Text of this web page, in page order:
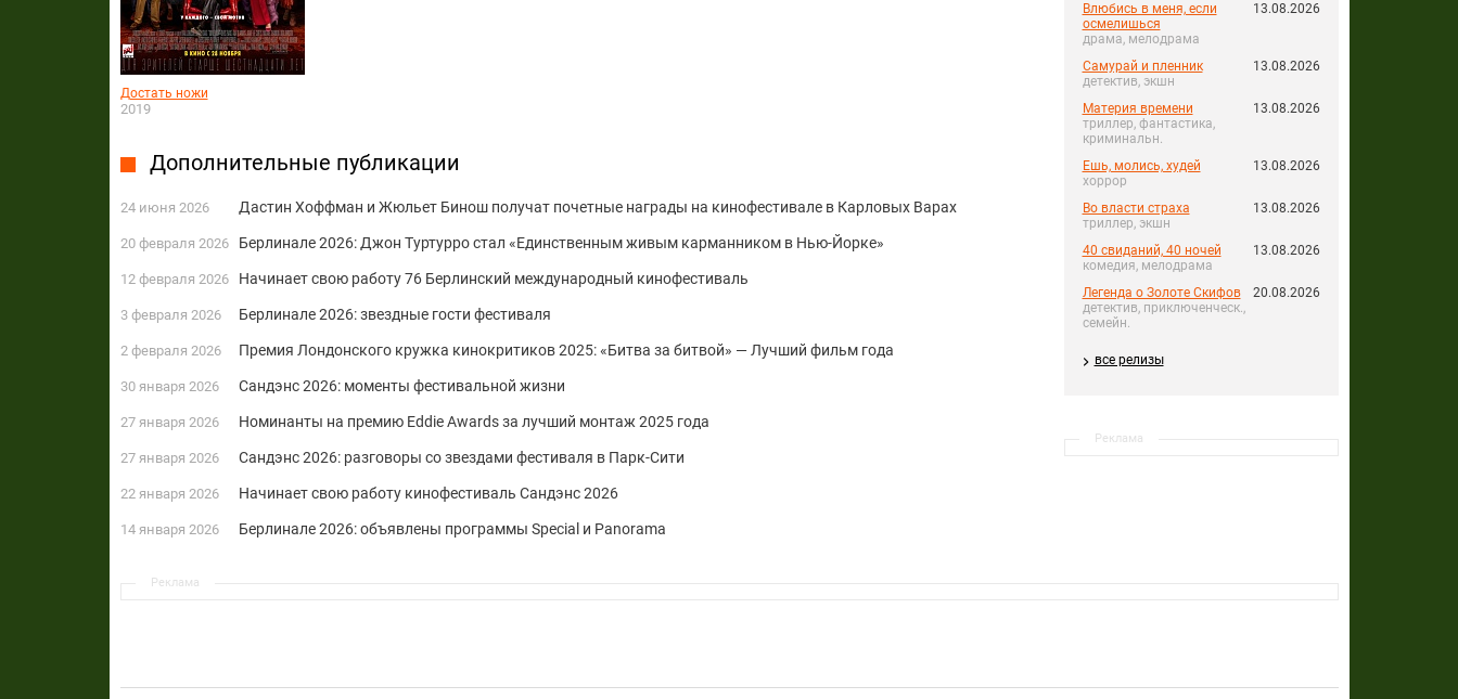
Влюбись в меня, если
осмелишься
драма, мелодрама
13.08.2026
Самурай и пленник
детектив, экшн
13.08.2026
Материя времени
триллер, фантастика,
криминальн.
13.08.2026
Ешь, молись, худей
хоррор
13.08.2026
Во власти страха
триллер, экшн
13.08.2026
40 свиданий, 40 ночей
комедия, мелодрама
13.08.2026
Легенда о Золоте Скифов
детектив, приключенческ.,
семейн.
20.08.2026
все релизы
Реклама
Достать ножи
2019
Дополнительные публикации
24 июня 2026 Дастин Хоффман и Жюльет Бинош получат почетные награды на кинофестивале в Карловых Варах
20 февраля 2026 Берлинале 2026: Джон Туртурро стал «Единственным живым карманником в Нью-Йорке»
12 февраля 2026 Начинает свою работу 76 Берлинский международный кинофестиваль
3 февраля 2026 Берлинале 2026: звездные гости фестиваля
2 февраля 2026 Премия Лондонского кружка кинокритиков 2025: «Битва за битвой» — Лучший фильм года
30 января 2026 Сандэнс 2026: моменты фестивальной жизни
27 января 2026 Номинанты на премию Eddie Awards за лучший монтаж 2025 года
27 января 2026 Сандэнс 2026: разговоры со звездами фестиваля в Парк-Сити
22 января 2026 Начинает свою работу кинофестиваль Сандэнс 2026
14 января 2026 Берлинале 2026: объявлены программы Special и Panorama
Реклама